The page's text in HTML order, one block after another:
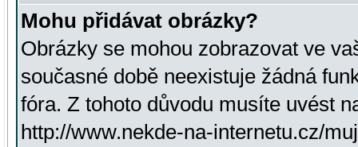
Mohu přidávat obrázky?
Obrázky se mohou zobrazovat ve
současné době neexistuje žádná
fóra. Z tohoto důvodu musíte uvést
http://www.nekde-na-internetu.cz/